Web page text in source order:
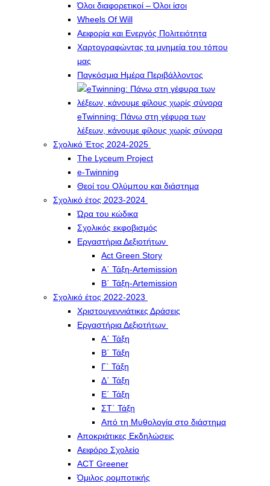
Όλοι διαφορετικοί – Όλοι ίσοι
Wheels Of Will
Αειφορία και Ενεργός Πολιτειότητα
Χαρτογραφώντας τα μνημεία του τόπου
μας
Παγκόσμια Ημέρα Περιβάλλοντος
eTwinning: Πάνω στη γέφυρα των
λέξεων, κάνουμε φίλους χωρίς σύνορα
Σχολικό Έτος 2024-2025
The Lyceum Project
e-Twinning
Θεοί του Ολύμπου και διάστημα
Σχολικό έτος 2023-2024
Ώρα του κώδικα
Σχολικός εκφοβισμός
Εργαστήρια Δεξιοτήτων
Act Green Story
Α΄ Τάξη-Artemission
Β΄ Τάξη-Artemission
Σχολικό έτος 2022-2023
Χριστουγεννιάτικες Δράσεις
Εργαστήρια Δεξιοτήτων
Α΄ Τάξη
Β΄ Τάξη
Γ΄ Τάξη
Δ΄ Τάξη
Ε΄ Τάξη
ΣΤ΄ Τάξη
Από τη Μυθολογία στο διάστημα
Αποκριάτικες Εκδηλώσεις
Αειφόρο Σχολείο
ACT Greener
Όμιλος ρομποτικής